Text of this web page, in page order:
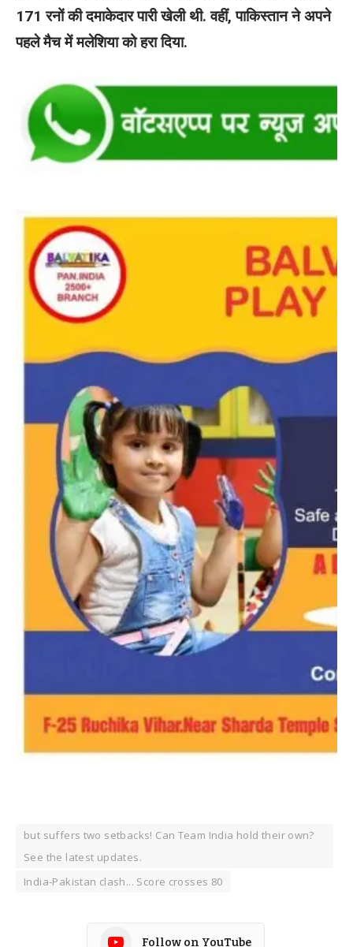
171 रनों की दमाकेदार पारी खेली थी. वहीं, पाकिस्तान ने अपने
पहले मैच में मलेशिया को हरा दिया.
but suffers two setbacks! Can Team India hold their own?
See the latest updates.
India-Pakistan clash... Score crosses 80
Follow on YouTube